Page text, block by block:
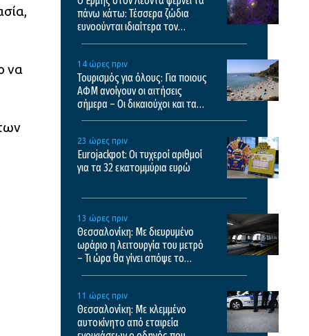
να
πάνω κάτω: Τέσσερα ζώδια
ευνοούνται ιδιαίτερα τον
14 ώρες πριν
Τουρισμός για όλους: Για ποιους
ΑΦΜ ανοίγουν οι αιτήσεις
σήμερα – Οι δικαιούχοι και τα
23 ώρες πριν
Eurojackpot: Οι τυχεροί αριθμοί
για τα 32 εκατoμμύρια ευρώ
13 ώρες πριν
Θεσσαλονίκη: Με διευρυμένο
ωράριο η λειτουργία του μετρό
– Τι ώρα θα γίνει απόψε το
11 ώρες πριν
Θεσσαλονίκη: Με κλεμμένο
αυτοκίνητο από εταιρεία